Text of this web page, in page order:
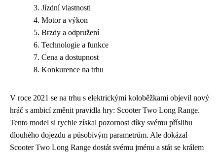
Jízdní vlastnosti
Motor a výkon
Brzdy a odpružení
Technologie a funkce
Cena a dostupnost
Konkurence na trhu
V roce 2021 se na trhu s elektrickými koloběžkami objevil nový
hráč s ambicí změnit pravidla hry: Scooter Two Long Range.
Tento model si rychle získal pozornost díky svému příslibu
dlouhého dojezdu a působivým parametrům. Ale dokázal
Scooter Two Long Range dostát svému jménu a stát se králem